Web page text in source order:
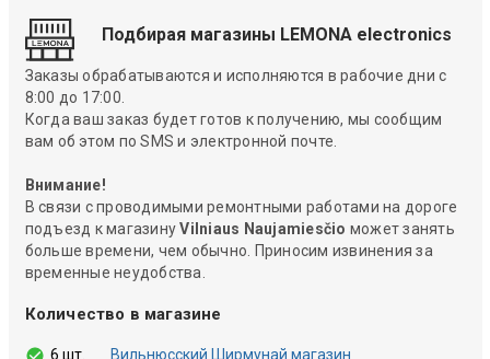
Подбирая магазины LEMONA electronics
Заказы обрабатываются и исполняются в рабочие дни с
8:00 до 17:00.
Когда ваш заказ будет готов к получению, мы сообщим
вам об этом по SMS и электронной почте.
Внимание!
В связи с проводимыми ремонтными работами на дороге
подъезд к магазинуVilniaus Naujamiesčio может занять
больше времени, чем обычно. Приносим извинения за
временные неудобства.
Количество в магазине
6 шт. Вильнюсский Ширмунай магазин